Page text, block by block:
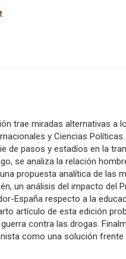
trae miradas alternativas a
y Ciencias
de pasos y estadíos en la
se analiza la relación
propuesta analítica de las
un análisis del impacto del
España respecto a la
artículo de esta edición
contra las drogas.
como una solución frente